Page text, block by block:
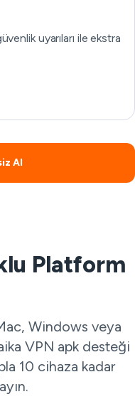
uyarıları ile ekstra
Al
Platform
Windows veya
VPN apk desteği
10 cihaza kadar